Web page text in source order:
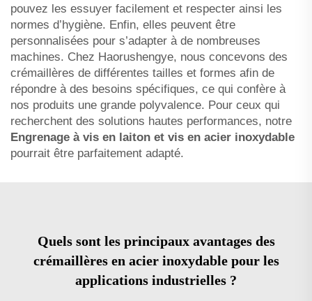
pouvez les essuyer facilement et respecter ainsi les
normes d’hygiène. Enfin, elles peuvent être
personnalisées pour s’adapter à de nombreuses
machines. Chez Haorushengye, nous concevons des
crémaillères de différentes tailles et formes afin de
répondre à des besoins spécifiques, ce qui confère à
nos produits une grande polyvalence. Pour ceux qui
recherchent des solutions hautes performances, notre
Engrenage à vis en laiton et vis en acier inoxydable
pourrait être parfaitement adapté.
Quels sont les principaux avantages des
crémaillères en acier inoxydable pour les
applications industrielles ?